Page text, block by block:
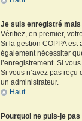
Je suis enregistré
Vérifiez, en premier,
Si la gestion COPPA
également nécessiter
l’enregistrement. Si
Si vous n’avez pas
un administrateur.
Haut
Pourquoi ne puis-je